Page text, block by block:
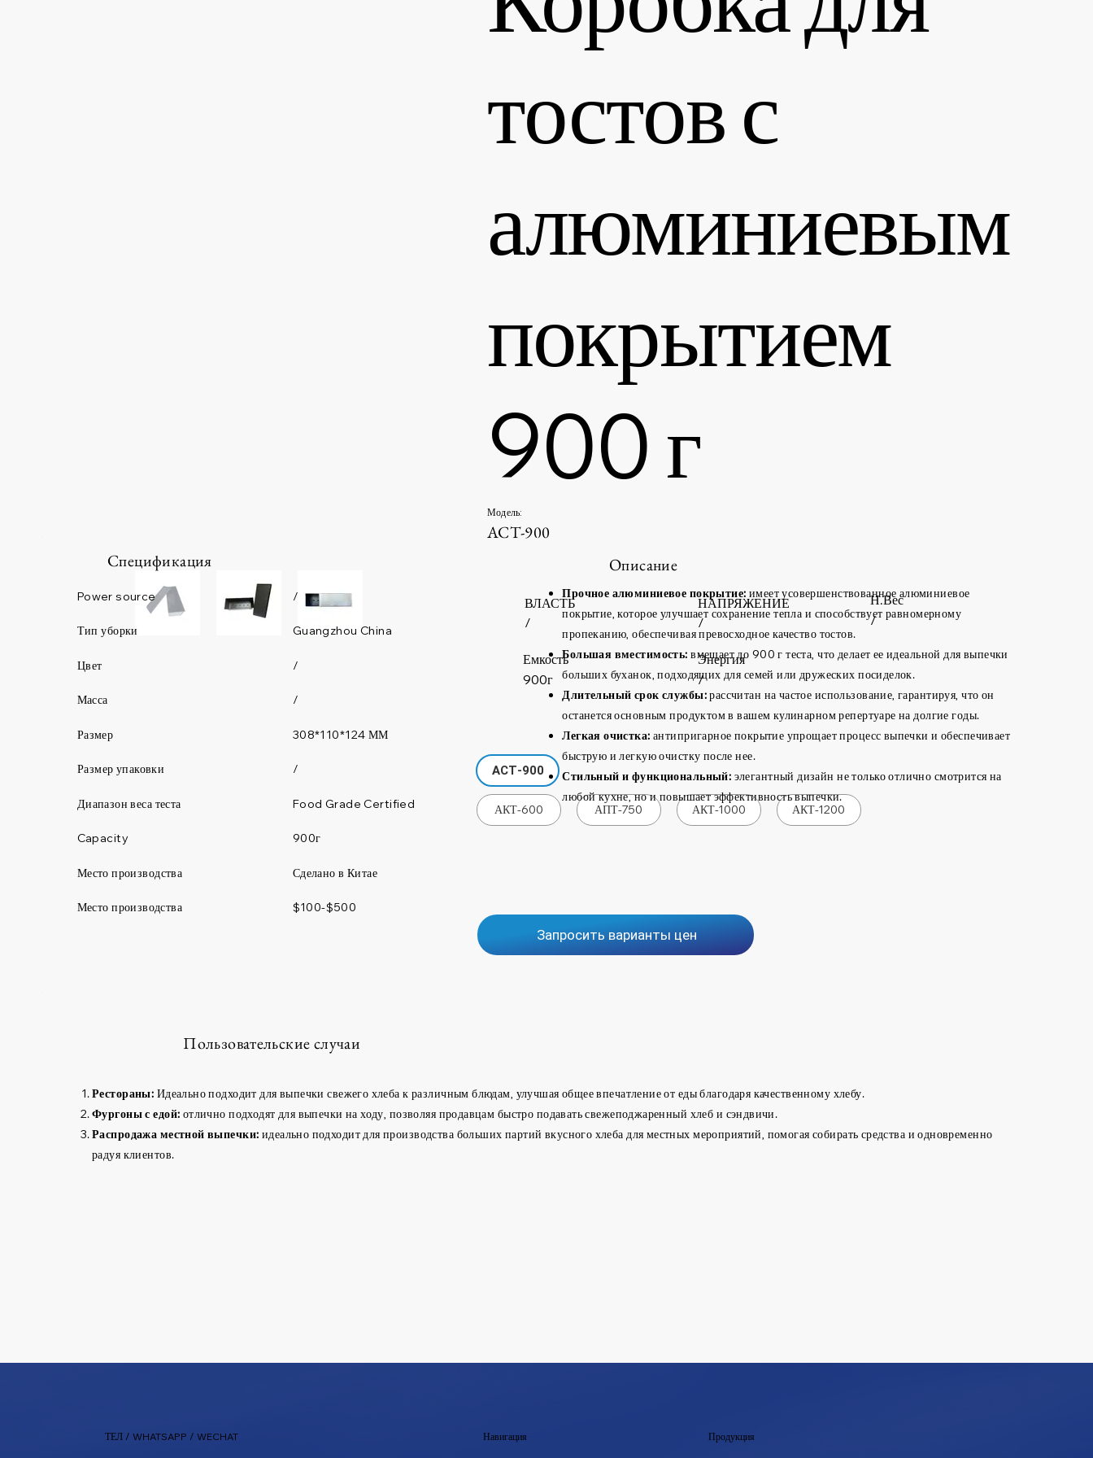
тостов с
алюминиевым
покрытием
900 г
Модель:
АСТ-900
ВЛАСТЬ
/
/
НАПРЯЖЕНИЕ
/
Н.Вес
900г
Емкость
/
Энергия
АСТ-900
АКТ-600 АПТ-750 АКТ-1000 АКТ-1200
Запросить варианты цен
Power source /
Тип уборки
Масса
Цвет /
308*110*124 ММ
Размер упаковки
Размер
Capacity
Диапазон веса теста Food Grade Certified
Сделано в Китае
Место производства
Место производства
Guangzhou China
/
/
900г
$100-$500
Спецификация
Прочное алюминиевое покрытие: имеет усовершенствованное алюминиевое
покрытие, которое улучшает сохранение тепла и способствует равномерному
пропеканию, обеспечивая превосходное качество тостов.
Большая вместимость: вмещает до 900 г теста, что делает ее идеальной для выпечки
больших буханок, подходящих для семей или дружеских посиделок.
Длительный срок службы:рассчитан на частое использование, гарантируя, что он
останется основным продуктом в вашем кулинарном репертуаре на долгие годы.
Легкая очистка: антипригарное покрытие упрощает процесс выпечки и обеспечивает
быструю и легкую очистку после нее.
Стильный и функциональный: элегантный дизайн не только отлично смотрится на
любой кухне, но и повышает эффективность выпечки.
Описание
Пользовательские случаи
Рестораны: Идеально подходит для выпечки свежего хлеба к различным блюдам, улучшая общее впечатление от еды благодаря качественному хлебу.
Фургоны с едой: отлично подходят для выпечки на ходу, позволяя продавцам быстро подавать свежеподжаренный хлеб и сэндвичи.
Распродажа местной выпечки: идеально подходит для производства больших партий вкусного хлеба для местных мероприятий, помогая собирать средства и одновременно
радуя клиентов.
ТЕЛ / WHATSAPP / WECHAT Навигация Продукция